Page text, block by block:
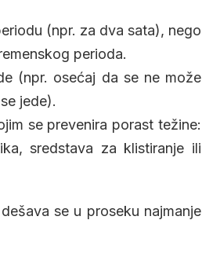
(npr. za dva sata), nego
perioda.
(npr. osećaj da se ne može
jede).
se prevenira porast težine:
sredstava za klistiranje ili
se u proseku najmanje